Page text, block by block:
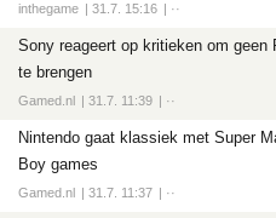
inthegame 31.7. 15:16 ··
Sony reageert op kritieken om
te brengen
Gamed.nl 31.7. 11:39 ··
Nintendo gaat klassiek met Super
Boy games
Gamed.nl 31.7. 11:37 ··